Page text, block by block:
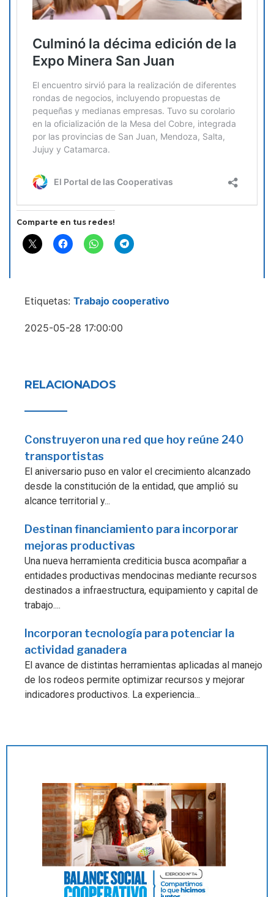
Comparte en tus redes!
Etiquetas: Trabajo cooperativo
2025-05-28 17:00:00
RELACIONADOS
Construyeron una red que hoy reúne 240
transportistas
El aniversario puso en valor el crecimiento alcanzado
desde la constitución de la entidad, que amplió su
alcance territorial y...
Destinan financiamiento para incorporar
mejoras productivas
Una nueva herramienta crediticia busca acompañar a
entidades productivas mendocinas mediante recursos
destinados a infraestructura, equipamiento y capital de
trabajo....
Incorporan tecnología para potenciar la
actividad ganadera
El avance de distintas herramientas aplicadas al manejo
de los rodeos permite optimizar recursos y mejorar
indicadores productivos. La experiencia...